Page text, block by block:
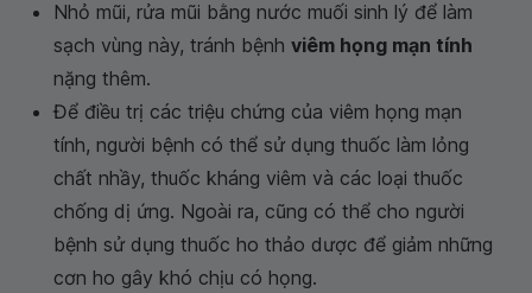
Nhỏ mũi, rửa mũi bằng nước muối sinh lý để làm
sạch vùng này, tránh bệnh viêm họng mạn tính
nặng thêm.
Để điều trị các triệu chứng của viêm họng mạn
tính, người bệnh có thể sử dụng thuốc làm lỏng
chất nhầy, thuốc kháng viêm và các loại thuốc
chống dị ứng. Ngoài ra, cũng có thể cho người
bệnh sử dụng thuốc ho thảo dược để giảm những
cơn ho gây khó chịu có họng.